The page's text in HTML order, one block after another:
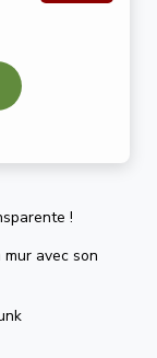
!
avec son